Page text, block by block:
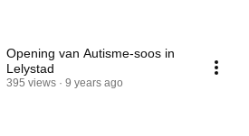
Opening van Autisme-soos in
Lelystad
395 views 9 years ago